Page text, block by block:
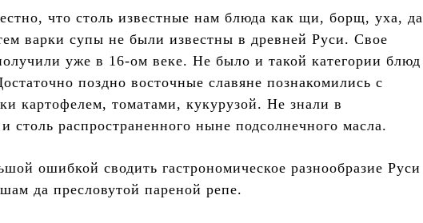
что столь известные нам блюда как щи, борщ, уха,
варки супы не были известны в древней Руси. Свое
уже в 16-ом веке. Не было и такой категории блюд
поздно восточные славяне познакомились с
картофелем, томатами, кукурузой. Не знали в
столь распространенного ныне подсолнечного масла.
ошибкой сводить гастрономическое разнообразие
да пресловутой пареной репе.